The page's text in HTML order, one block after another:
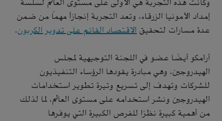
وكانت هذه التجربة هي الأولى على مستوى العالم لسلسة
إمداد الأمونيا الزرقاء، وتعد التجربة إنجازاً مهماً من ضمن
عدة مسارات لتحقيق الاقتصاد القائم على تدوير الكربون.
أرامكو أيضًا عضو في اللجنة التوجيهية لمجلس
الهيدروجين، وهي مبادرة يقودها الرؤساء التنفيذيون
للشركات وتهدف إلى تسريع وتيرة تطوير استخدامات
الهيدروجين ونشر استخدامه على مستوى العالم، لما لذلك
من أهمية كبيرة نظرًا للفرص الكبيرة التي يوفرها